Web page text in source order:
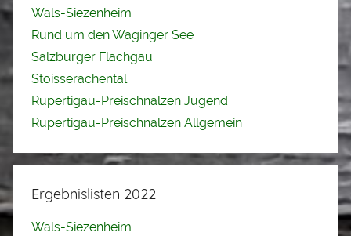
Wals-Siezenheim
Rund um den Waginger See
Salzburger Flachgau
Stoisserachental
Rupertigau-Preischnalzen Jugend
Rupertigau-Preischnalzen Allgemein
Ergebnislisten 2022
Wals-Siezenheim